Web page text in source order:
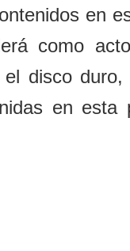
en
como
el disco
en esta